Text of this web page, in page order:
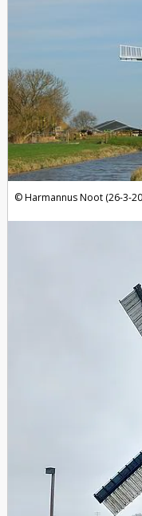
Harmannus Noot (26-3-